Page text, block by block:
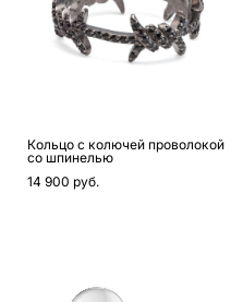
Кольцо с колючей проволокой
со шпинелью
14 900 pуб.